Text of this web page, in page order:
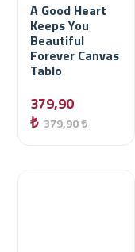
A Good Heart
Keeps You
Beautiful
Forever Canvas
Tablo
379,90
₺ 379,90 ₺